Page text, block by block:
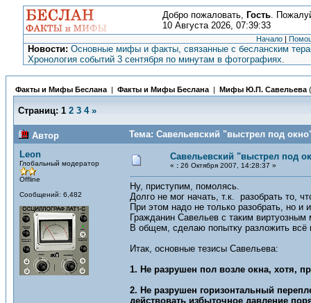
Добро пожаловать, Гость.
10 Августа 2026, 07:39:33
Начало |
Новости: Основные мифы и факты, связанные с бесланским
Хронология событий 3 сентября по минутам в фотографиях.
Факты и Мифы Беслана | Факты и Мифы Беслана | Мифы Ю.П. Савельева
Страниц: 1 2 3 4 »
Автор
Тема: Савельевский "выстрел под
Leon
Глобальный модератор
Offline
Сообщений: 6,482
Савельевский "выстрел под
« : 26 Октября 2007, 14:28:37 »
Ну, приступим, помолясь.
Долго не мог начать, т.к. разобрать то,
При этом надо не только разобрать, но и
Гражданин Савельев с таким
В общем, сделаю попытку разложить всё
Итак, основные тезисы Савельева:
1. Не разрушен пол возле окна, хотя,
2. Не разрушен горизонтальный
действовать избыточное давление